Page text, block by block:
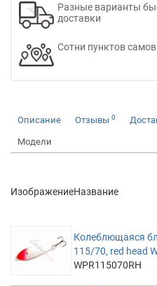
Разные варианты
доставки
Сотни пунктов
Описание Отзывы 0
Модели
ИзображениеНазвание
Колеблющаяся
115/70, red head
WPR115070RH